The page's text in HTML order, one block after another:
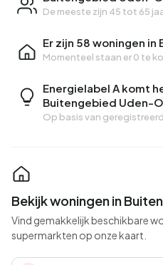
De meeste zijn 45 tot 65
Er zijn 58 woningen
Momenteel staan er0 te
Energielabel A komt
Buitengebied Uden-
Op basis van
Bekijk woningen in
Vind gemakkelijk beschikbare
supermarkten op onze kaart.